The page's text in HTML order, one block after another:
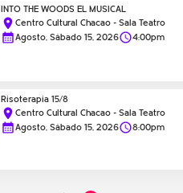
INTO THE WOODS EL MUSICAL
Centro Cultural Chacao - Sala Teatro
Agosto, Sábado 15, 2026
4:00pm
Risoterapia 15/8
Centro Cultural Chacao - Sala Teatro
Agosto, Sábado 15, 2026
8:00pm